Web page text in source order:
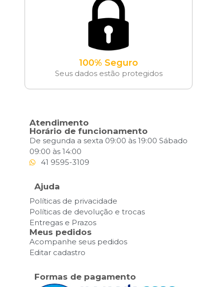
100% Seguro
Seus dados estão protegidos
Atendimento
Horário de funcionamento
De segunda a sexta 09:00 às 19:00 Sábado
09:00 às 14:00
41 9595-3109
Ajuda
Políticas de privacidade
Políticas de devolução e trocas
Entregas e Prazos
Meus pedidos
Acompanhe seus pedidos
Editar cadastro
Formas de pagamento